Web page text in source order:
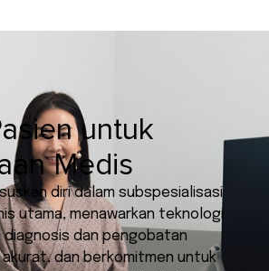
untuk
Medis
diri dalam subspesialisasi
utama, menawarkan teknologi
diagnosis dan pengobatan
dan berkomitmen untuk